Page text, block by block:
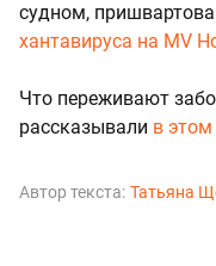
судном,
хантавируса на MV
Что переживают
рассказывали в
Автор текста: Татьяна